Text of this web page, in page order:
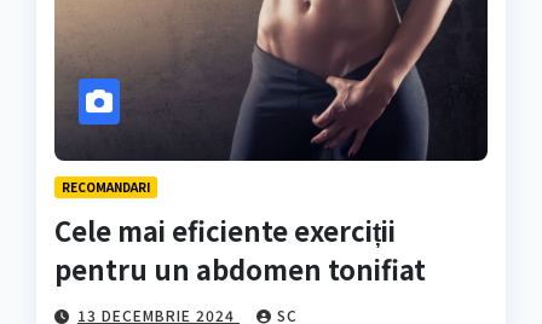
RECOMANDARI
Cele mai eficiente exerciții
pentru un abdomen tonifiat
13 DECEMBRIE 2024 SC